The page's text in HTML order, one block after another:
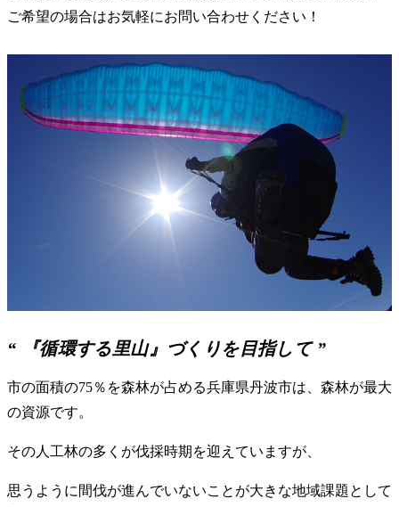
ご希望の場合はお気軽にお問い合わせください！
“ 『循環する里山』づくりを目指して ”
市の面積の75％を森林が占める兵庫県丹波市は、森林が最大
の資源です。
その人工林の多くが伐採時期を迎えていますが、
思うように間伐が進んでいないことが大きな地域課題として